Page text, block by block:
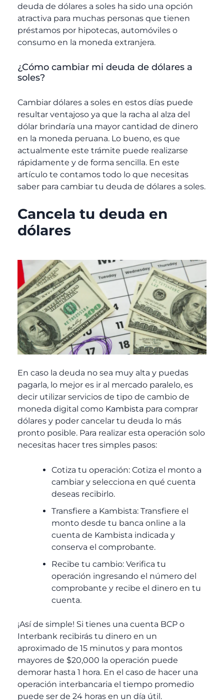
deuda de dólares a soles ha sido una opción
atractiva para muchas personas que tienen
préstamos por hipotecas, automóviles o
consumo en la moneda extranjera.
¿Cómo cambiar mi deuda de dólares a
soles?
Cambiar dólares a soles en estos días puede
resultar ventajoso ya que la racha al alza del
dólar brindaría una mayor cantidad de dinero
en la moneda peruana. Lo bueno, es que
actualmente este trámite puede realizarse
rápidamente y de forma sencilla. En este
artículo te contamos todo lo que necesitas
saber para cambiar tu deuda de dólares a soles.
Cancela tu deuda en
dólares
En caso la deuda no sea muy alta y puedas
pagarla, lo mejor es ir al mercado paralelo, es
decir utilizar servicios de tipo de cambio de
moneda digital como Kambista para comprar
dólares y poder cancelar tu deuda lo más
pronto posible. Para realizar esta operación solo
necesitas hacer tres simples pasos:
Cotiza tu operación: Cotiza el monto a
cambiar y selecciona en qué cuenta
deseas recibirlo.
Transfiere a Kambista: Transfiere el
monto desde tu banca online a la
cuenta de Kambista indicada y
conserva el comprobante.
Recibe tu cambio: Verifica tu
operación ingresando el número del
comprobante y recibe el dinero en tu
cuenta.
¡Así de simple! Si tienes una cuenta BCP o
Interbank recibirás tu dinero en un
aproximado de 15 minutos y para montos
mayores de $20,000 la operación puede
demorar hasta 1 hora. En el caso de hacer una
operación interbancaria el tiempo promedio
puede ser de 24 horas en un día útil.